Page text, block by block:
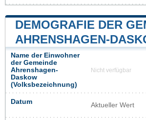
DEMOGRAFIE DER
AHRENSHAGEN-
Name der Einwohner
der Gemeinde
Ahrenshagen-
Daskow
(Volksbezeichnung)
Nicht verfügbar
Datum Aktueller Wert